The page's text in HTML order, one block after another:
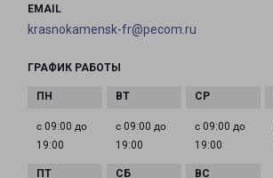
EMAIL
krasnokamensk-fr@pecom.ru
ГРАФИК РАБОТЫ
с 09:00 до
19:00
с 09:00 до
19:00
с 09:00 до
19:00